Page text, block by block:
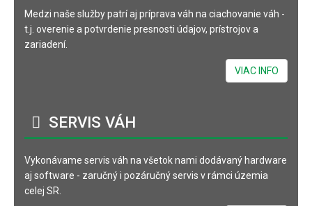
Medzi naše služby patrí aj príprava váh na ciachovanie váh -
t.j. overenie a potvrdenie presnosti údajov, prístrojov a
zariadení.
VIAC INFO
SERVIS VÁH
Vykonávame servis váh na všetok nami dodávaný hardware
aj software - zaručný i pozáručný servis v rámci územia
celej SR.